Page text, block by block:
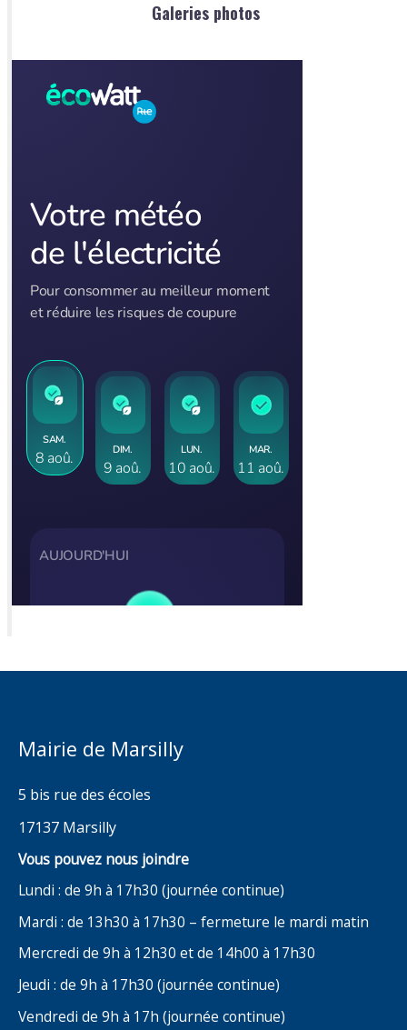
Galeries photos
Mairie de Marsilly
5 bis rue des écoles
17137 Marsilly
Vous pouvez nous joindre
Lundi : de 9h à 17h30 (journée continue)
Mardi : de 13h30 à 17h30 – fermeture le mardi matin
Mercredi de 9h à 12h30 et de 14h00 à 17h30
Jeudi : de 9h à 17h30 (journée continue)
Vendredi de 9h à 17h (journée continue)